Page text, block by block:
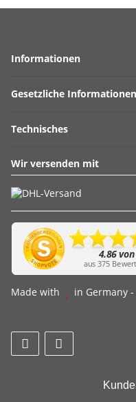
Informationen
Gesetzliche Informationen
Technisches
Wir versenden mit
Made with in Germany